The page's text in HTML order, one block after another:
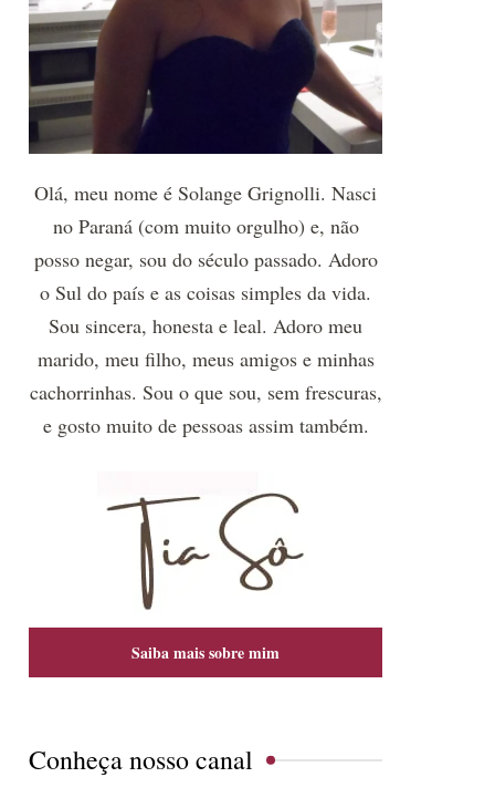
Olá, meu nome é Solange Grignolli. Nasci
no Paraná (com muito orgulho) e, não
posso negar, sou do século passado. Adoro
o Sul do país e as coisas simples da vida.
Sou sincera, honesta e leal. Adoro meu
marido, meu filho, meus amigos e minhas
cachorrinhas. Sou o que sou, sem frescuras,
e gosto muito de pessoas assim também.
Saiba mais sobre mim
Conheça nosso canal